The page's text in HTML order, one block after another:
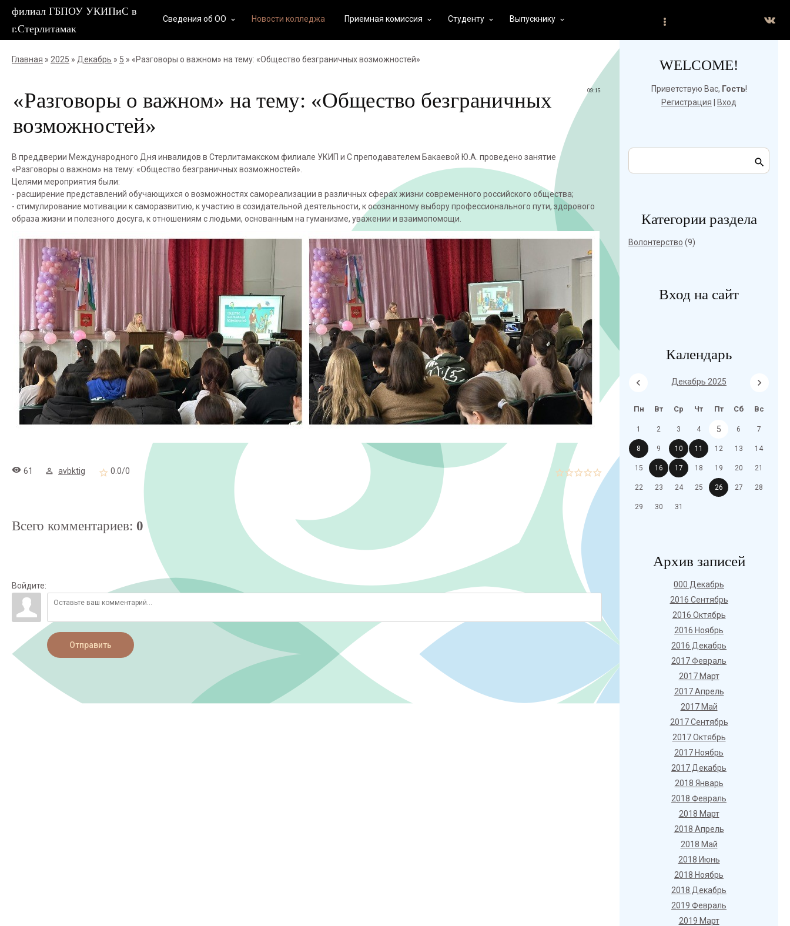
филиал ГБПОУ УКИПиС в
г.Стерлитамак
Сведения об ОО keyboard_arrow_down Новости колледжа Приемная комиссия keyboard_arrow_down Студенту keyboard_arrow_down Выпускнику keyboard_arrow_down
Главная » 2025 » Декабрь » 5 » «Разговоры о важном» на тему: «Общество безграничных возможностей»
09:15
«Разговоры о важном» на тему: «Общество безграничных
возможностей»
В преддверии Международного Дня инвалидов в Стерлитамакском филиале УКИП и С преподавателем Бакаевой Ю.А. проведено занятие
«Разговоры о важном» на тему: «Общество безграничных возможностей».
Целями мероприятия были:
- расширение представлений обучающихся о возможностях самореализации в различных сферах жизни современного российского общества;
- стимулирование мотивации к саморазвитию, к участию в созидательной деятельности, к осознанному выбору профессионального пути, здорового
образа жизни и полезного досуга, к отношениям с людьми, основанным на гуманизме, уважении и взаимопомощи.
61 avbktig 0.0/0
Всего комментариев: 0
Войдите:
Отправить
WELCOME!
Приветствую Вас, Гость!
Регистрация
Вход
Категории раздела
Волонтерство (9)
Вход на сайт
Календарь
Декабрь 2025
Пн Вт Ср Чт Пт Сб Вс
1 2 3 4 5 6 7
8 9 10 11 12 13 14
15 16 17 18 19 20 21
22 23 24 25 26 27 28
29 30 31
Архив записей
000 Декабрь
2016 Сентябрь
2016 Октябрь
2016 Ноябрь
2016 Декабрь
2017 Февраль
2017 Март
2017 Апрель
2017 Май
2017 Сентябрь
2017 Октябрь
2017 Ноябрь
2017 Декабрь
2018 Январь
2018 Февраль
2018 Март
2018 Апрель
2018 Май
2018 Июнь
2018 Ноябрь
2018 Декабрь
2019 Февраль
2019 Март